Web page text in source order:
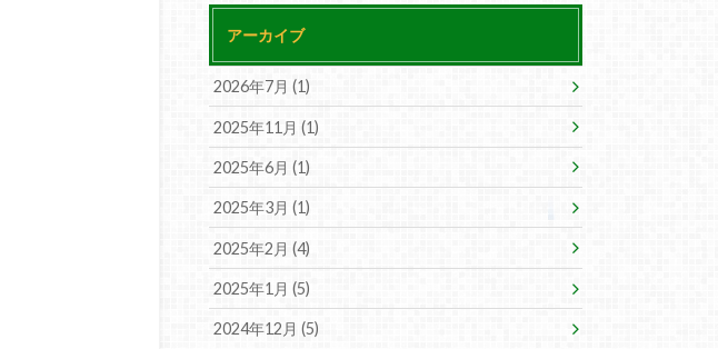
アーカイブ
2026年7月 (1)
2025年11月 (1)
2025年6月 (1)
2025年3月 (1)
2025年2月 (4)
2025年1月 (5)
2024年12月 (5)